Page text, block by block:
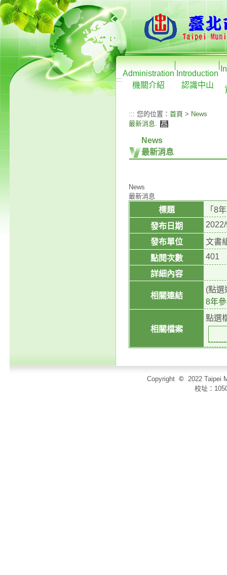
:::
Administration
機關介紹
Introduction
認識中山
::: 您的位置： 首頁 > News
最新消息.
News
最新消息
News
最新消息
標題
「8
發布日期
發布單位
文書
點閱次數
401
詳細內容
相關連結
(點選
8年
相關檔案
點選
Copyright © 2022 Taipei
校址：